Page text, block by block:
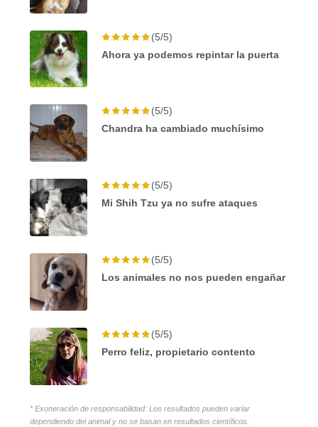
(5/5)
Ahora ya podemos repintar la puerta
(5/5)
Chandra ha cambiado muchísimo
(5/5)
Mi Shih Tzu ya no sufre ataques
(5/5)
Los animales no nos pueden engañar
(5/5)
Perro feliz, propietario contento
* Exoneración de responsabilidad: Los resultados pueden variar
dependiendo del animal y no se basan en resultados científicos.